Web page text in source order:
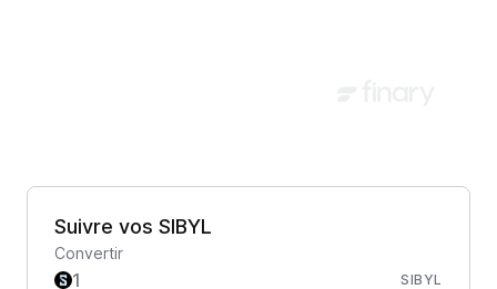
Suivre vos SIBYL
Convertir
SIBYL